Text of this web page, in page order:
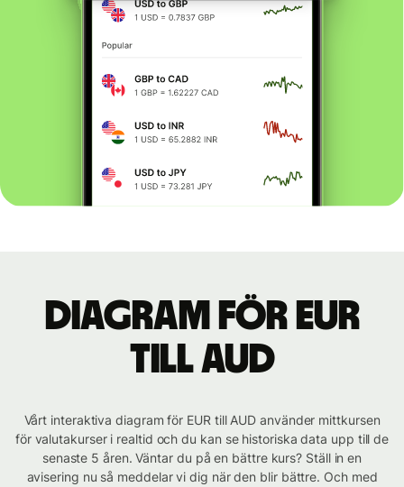
Diagram för EUR
till AUD
Vårt interaktiva diagram för EUR till AUD använder mittkursen
för valutakurser i realtid och du kan se historiska data upp till de
senaste 5 åren. Väntar du på en bättre kurs? Ställ in en
avisering nu så meddelar vi dig när den blir bättre. Och med